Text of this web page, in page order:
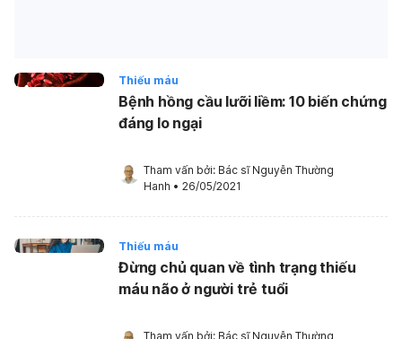
Thiếu máu
Bệnh hồng cầu lưỡi liềm: 10 biến chứng
đáng lo ngại
Tham vấn bởi: Bác sĩ Nguyễn Thường
Hanh • 26/05/2021
Thiếu máu
Đừng chủ quan về tình trạng thiếu
máu não ở người trẻ tuổi
Tham vấn bởi: Bác sĩ Nguyễn Thường